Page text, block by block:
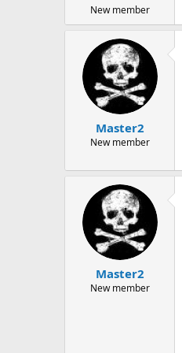
New member
Master2
New member
Master2
New member